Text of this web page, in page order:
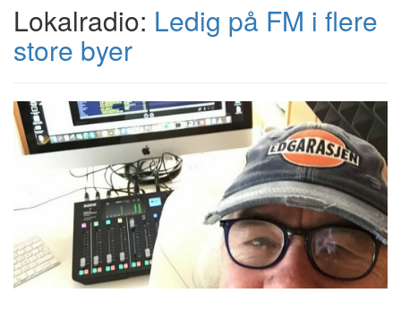
Lokalradio: Ledig på FM i flere
store byer